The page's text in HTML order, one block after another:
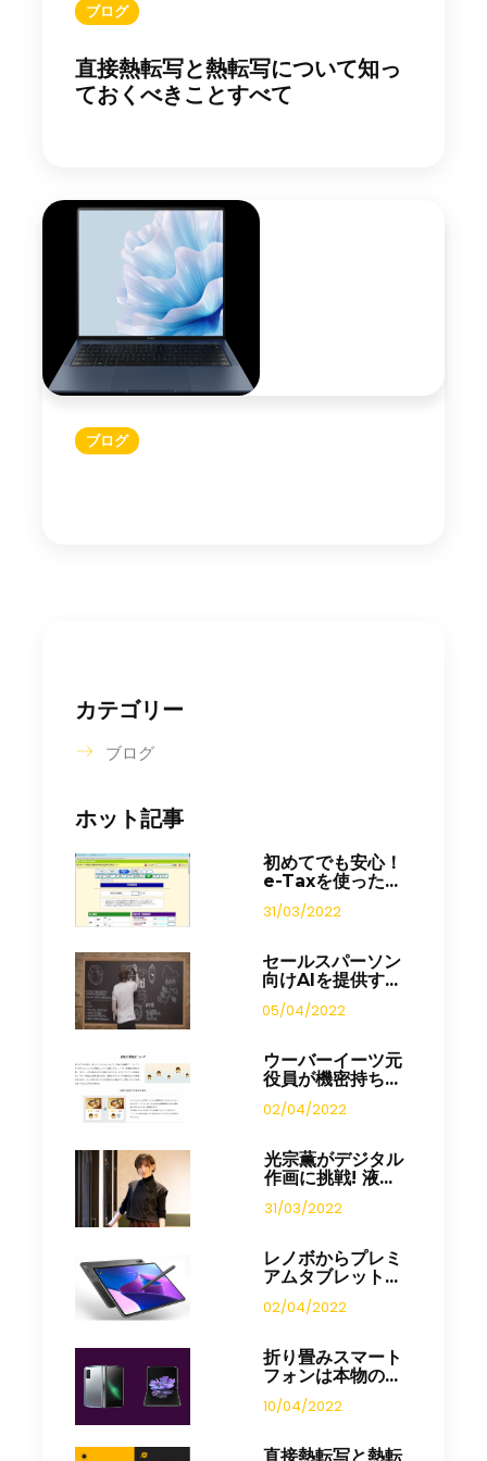
ブログ
直接熱転写と熱転写について知っ
ておくべきことすべて
ブログ
カテゴリー
ブログ
ホット記事
初めてでも安心！
e-Taxを使った...
31/03/2022
セールスパーソン
向けAIを提供す...
05/04/2022
ウーバーイーツ元
役員が機密持ち...
02/04/2022
光宗薫がデジタル
作画に挑戦! 液...
31/03/2022
レノボからプレミ
アムタブレット...
02/04/2022
折り畳みスマート
フォンは本物の...
10/04/2022
直接熱転写と熱転